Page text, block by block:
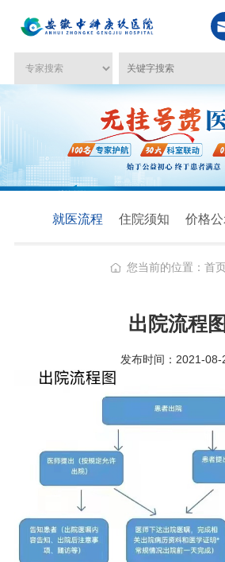
就医流程 住院须知 价格
您当前的位置：首
出院流程图
发布时间：2021-08-